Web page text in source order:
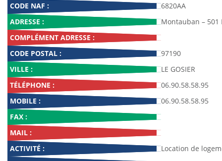
CODE NAF :
6820AA
ADRESSE :
Montauban – 501
COMPLÉMENT ADRESSE :
CODE POSTAL :
97190
VILLE :
LE GOSIER
TÉLÉPHONE :
06.90.58.58.95
MOBILE :
06.90.58.58.95
FAX :
MAIL :
ACTIVITÉ :
Location de